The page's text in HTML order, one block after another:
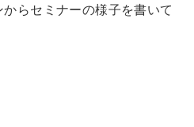
らセミナーの様子を書いて